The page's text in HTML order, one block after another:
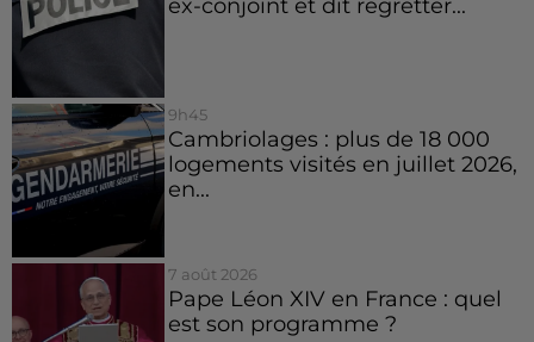
ex-conjoint et dit regretter...
9h45
Cambriolages : plus de 18 000
logements visités en juillet 2026,
en...
7 août 2026
Pape Léon XIV en France : quel
est son programme ?